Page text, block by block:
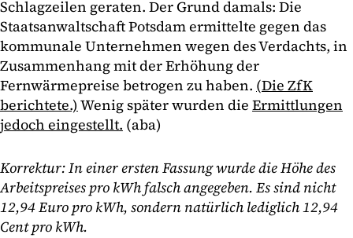
Schlagzeilen geraten. Der Grund damals: Die
Staatsanwaltschaft Potsdam ermittelte gegen das
kommunale Unternehmen wegen des Verdachts, in
Zusammenhang mit der Erhöhung der
Fernwärmepreise betrogen zu haben. (Die ZfK
berichtete.) Wenig später wurden die Ermittlungen
jedoch eingestellt. (aba)
Korrektur: In einer ersten Fassung wurde die Höhe des
Arbeitspreises pro kWh falsch angegeben. Es sind nicht
12,94 Euro pro kWh, sondern natürlich lediglich 12,94
Cent pro kWh.